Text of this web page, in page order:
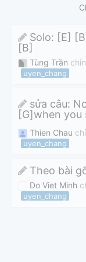
Solo: [E]
[B]
Tùng Trần
uyen_chang
sửa câu:
[G]when you
Thien Chau
uyen_chang
Theo bài
Do Viet Minh
uyen_chang